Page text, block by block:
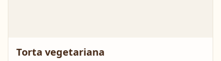
Torta vegetariana